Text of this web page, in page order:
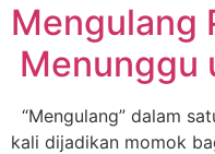
Mengulang
Menunggu
“Mengulang” dalam
kali dijadikan momok